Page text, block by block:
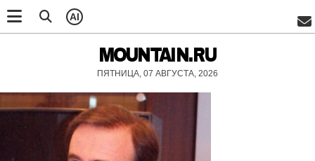
AI
MOUNTAIN.RU
ПЯТНИЦА, 07 АВГУСТА, 2026